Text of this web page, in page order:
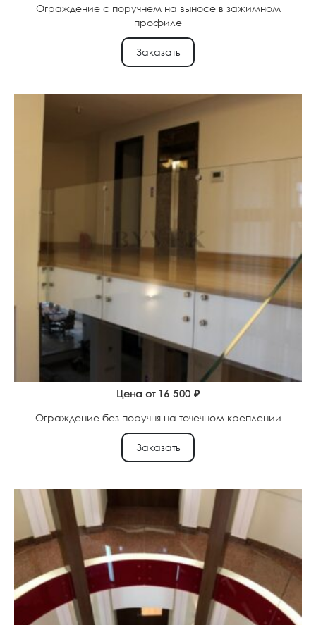
Ограждение с поручнем на выносе в зажимном
профиле
Заказать
Цена от 16 500 ₽
Ограждение без поручня на точечном креплении
Заказать